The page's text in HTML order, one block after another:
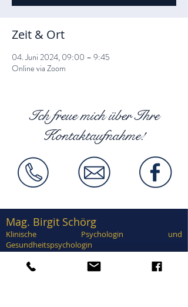
Zeit & Ort
04. Juni 2024, 09:00 – 9:45
Online via Zoom
Ich freue mich über Ihre
Kontaktaufnahme!
Mag. Birgit Schörg
Klinische Psychologin und
Gesundheitspsychologin
Supervisorin, EuroPsy zertifiziert
Zertifiziert in Traumatherapie, EMDR,